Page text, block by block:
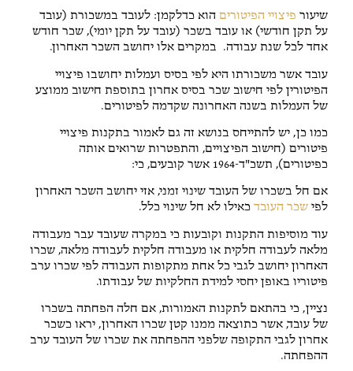
שיעור פיצויי הפיטורים הוא כדלקמן: לעובד במשכורת (עובד
על תקן חודשי) או עובד בשכר (עובד על תקן יומי), שכר חודש
אחד לכל שנת עבודה. במקרים אלו יחושב השכר האחרון.
עובד אשר משכורתו היא לפי בסיס ועמלות יחושבו פיצויי
הפיטורין לפי חישוב שכר בסיס אחרון בתוספת חישוב ממוצע
של העמלות בשנה האחרונה שקדמה לפיטורים.
כמו כן, יש להתייחס בנושא זה גם לאמור בתקנות פיצויי
פיטורים (חישוב הפיצויים, והתפטרות שרואים אותה
כפיטורים), תשכ"ד-1964 אשר קובעים, כי:
אם חל בשכרו של העובד שינוי זמני, אזי יחושב השכר האחרון
לפי שכר העובד כאילו לא חל שינוי כלל.
עוד מוסיפות התקנות וקובעות כי במקרה שעובד עבר מעבודה
מלאה לעבודה חלקית או מעבודה חלקית לעבודה מלאה, שכרו
האחרון יחושב לגבי כל אחת מתקופות העבודה לפי שכרו ערב
פיטוריו באופן יחסי למידת החלקיות של עבודתו.
נציין, כי בהתאם לתקנות האמורות, אם חלה הפחתה בשכרו
של עובד, אשר כתוצאה ממנו קטן שכרו האחרון, יראו כשכר
אחרון לגבי התקופה שלפני ההפחתה את שכרו של העובד ערב
ההפחתה.